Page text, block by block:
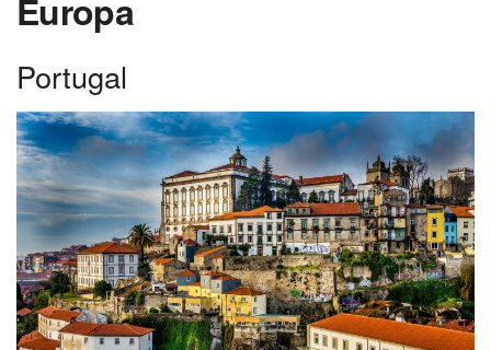
Europa
Portugal